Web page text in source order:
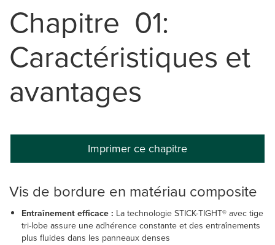
Chapitre 01:
Caractéristiques et
avantages
Imprimer ce chapitre
Vis de bordure en matériau composite
Entraînement efficace : La technologie STICK-TIGHT® avec tige
tri-lobe assure une adhérence constante et des entraînements
plus fluides dans les panneaux denses